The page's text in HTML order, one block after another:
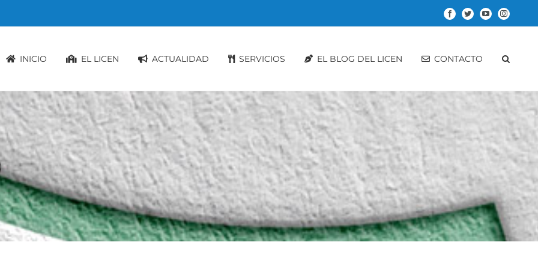
FacebookTwitterYouTubeInstagram
INICIO EL LICEN ACTUALIDAD SERVICIOS EL BLOG DEL LICEN CONTACTO